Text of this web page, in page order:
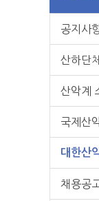
공지사
산하단
산악계
국제산
대한산
채용공